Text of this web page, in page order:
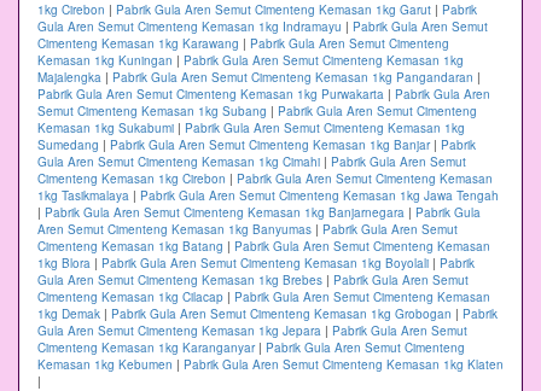
1kg Cirebon | Pabrik Gula Aren Semut Cimenteng Kemasan 1kg Garut | Pabrik
Gula Aren Semut Cimenteng Kemasan 1kg Indramayu | Pabrik Gula Aren Semut
Cimenteng Kemasan 1kg Karawang | Pabrik Gula Aren Semut Cimenteng
Kemasan 1kg Kuningan | Pabrik Gula Aren Semut Cimenteng Kemasan 1kg
Majalengka | Pabrik Gula Aren Semut Cimenteng Kemasan 1kg Pangandaran |
Pabrik Gula Aren Semut Cimenteng Kemasan 1kg Purwakarta | Pabrik Gula Aren
Semut Cimenteng Kemasan 1kg Subang | Pabrik Gula Aren Semut Cimenteng
Kemasan 1kg Sukabumi | Pabrik Gula Aren Semut Cimenteng Kemasan 1kg
Sumedang | Pabrik Gula Aren Semut Cimenteng Kemasan 1kg Banjar| Pabrik
Gula Aren Semut Cimenteng Kemasan 1kg Cimahi | Pabrik Gula Aren Semut
Cimenteng Kemasan 1kg Cirebon | Pabrik Gula Aren Semut Cimenteng Kemasan
1kg Tasikmalaya | Pabrik Gula Aren Semut Cimenteng Kemasan 1kg Jawa Tengah
| Pabrik Gula Aren Semut Cimenteng Kemasan 1kg Banjarnegara | Pabrik Gula
Aren Semut Cimenteng Kemasan 1kg Banyumas | Pabrik Gula Aren Semut
Cimenteng Kemasan 1kg Batang | Pabrik Gula Aren Semut Cimenteng Kemasan
1kg Blora | Pabrik Gula Aren Semut Cimenteng Kemasan 1kg Boyolali | Pabrik
Gula Aren Semut Cimenteng Kemasan 1kg Brebes | Pabrik Gula Aren Semut
Cimenteng Kemasan 1kg Cilacap | Pabrik Gula Aren Semut Cimenteng Kemasan
1kg Demak | Pabrik Gula Aren Semut Cimenteng Kemasan 1kg Grobogan | Pabrik
Gula Aren Semut Cimenteng Kemasan 1kg Jepara | Pabrik Gula Aren Semut
Cimenteng Kemasan 1kg Karanganyar| Pabrik Gula Aren Semut Cimenteng
Kemasan 1kg Kebumen | Pabrik Gula Aren Semut Cimenteng Kemasan 1kg Klaten
|